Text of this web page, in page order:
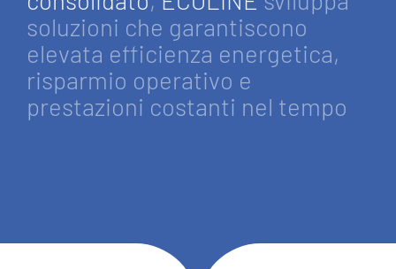
soluzioni che garantiscono
elevata efficienza energetica,
risparmio operativo e
prestazioni costanti nel tempo